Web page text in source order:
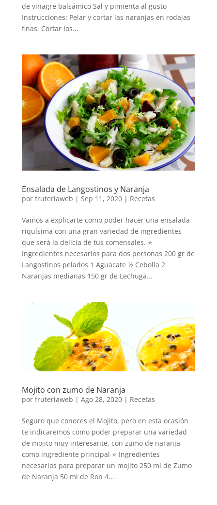
de vinagre balsámico Sal y pimienta al gusto
Instrucciones: Pelar y cortar las naranjas en rodajas
finas. Cortar los...
Ensalada de Langostinos y Naranja
por fruteriaweb | Sep 11, 2020| Recetas
Vamos a explicarte como poder hacer una ensalada
riquísima con una gran variedad de ingredientes
que será la delicia de tus comensales. ⭐
Ingredientes necesarios para dos personas 200 gr de
Langostinos pelados 1 Aguacate ½ Cebolla 2
Naranjas medianas 150 gr de Lechuga...
Mojito con zumo de Naranja
por fruteriaweb | Ago 28, 2020| Recetas
Seguro que conoces el Mojito, pero en esta ocasión
te indicaremos como poder preparar una variedad
de mojito muy interesante, con zumo de naranja
como ingrediente principal ⭐ Ingredientes
necesarios para preparar un mojito 250 ml de Zumo
de Naranja 50 ml de Ron 4...